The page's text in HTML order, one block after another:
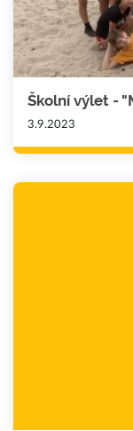
Školní výlet -
3.9.2023